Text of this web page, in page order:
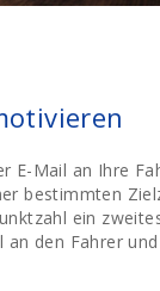
E-Mail an Ihre
bestimmten
ein
den Fahrer